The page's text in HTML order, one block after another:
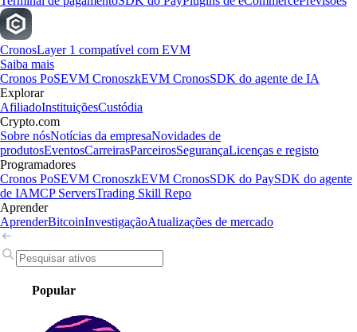
CronosLayer 1 compatível com EVM
Saiba mais
Cronos PoSEVM CronoszkEVM CronosSDK do agente de IA
Explorar
AfiliadoInstituiçõesCustódia
Crypto.com
Sobre nósNotícias da empresaNovidades de
produtosEventosCarreirasParceirosSegurançaLicenças e registo
Programadores
Cronos PoSEVM CronoszkEVM CronosSDK do PaySDK do agente
de IAMCP ServersTrading Skill Repo
Aprender
AprenderBitcoinInvestigaçãoAtualizações de mercado
Popular